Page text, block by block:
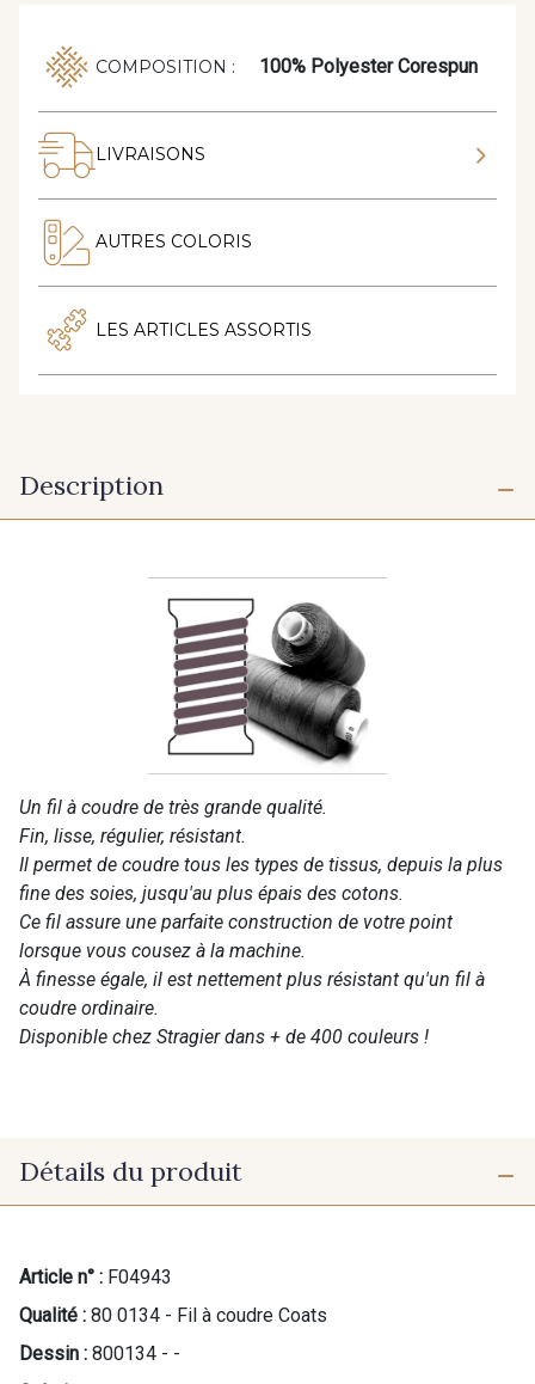
COMPOSITION : 100% Polyester Corespun
LIVRAISONS
AUTRES COLORIS
LES ARTICLES ASSORTIS
Description
Un fil à coudre de très grande qualité.
Fin, lisse, régulier, résistant.
Il permet de coudre tous les types de tissus, depuis la plus
fine des soies, jusqu'au plus épais des cotons.
Ce fil assure une parfaite construction de votre point
lorsque vous cousez à la machine.
À finesse égale, il est nettement plus résistant qu'un fil à
coudre ordinaire.
Disponible chez Stragier dans + de 400 couleurs !
Détails du produit
Article n° : F04943
Qualité : 80 0134 - Fil à coudre Coats
Dessin : 800134 - -